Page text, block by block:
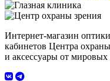
Интернет-магазин
кабинетов Центра
и аксессуары от мировых